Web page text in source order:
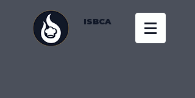
ISBCA